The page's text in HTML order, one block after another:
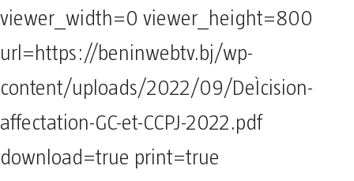
viewer_width=0 viewer_height=800
url=https://beninwebtv.bj/wp-
content/uploads/2022/09/DeÌcision-
affectation-GC-et-CCPJ-2022.pdf
download=true print=true